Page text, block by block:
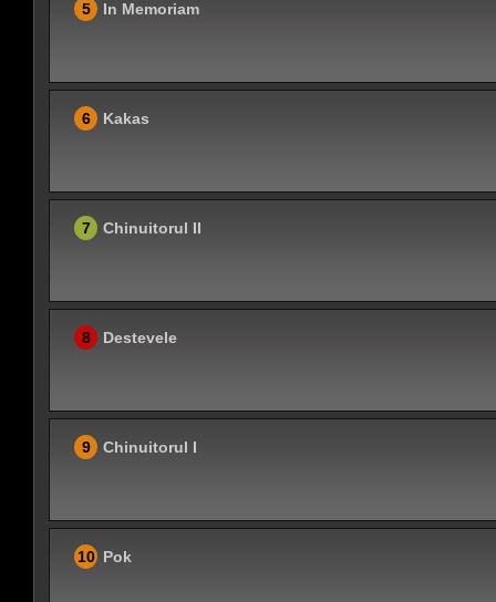
5 In Memoriam
6 Kakas
7 Chinuitorul II
8 Destevele
9 Chinuitorul I
10 Pok